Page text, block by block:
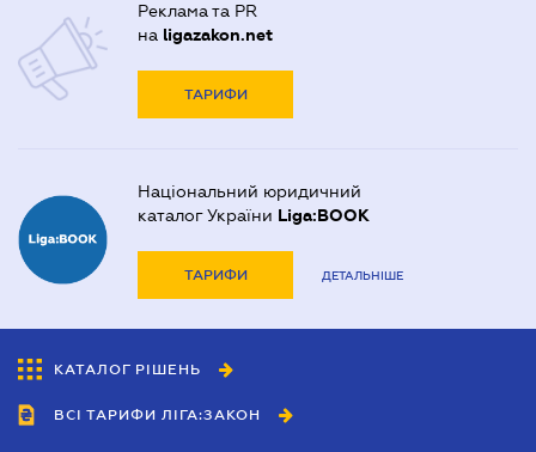
Реклама та PR
на ligazakon.net
ТАРИФИ
Національний юридичний
каталог України Liga:BOOK
ТАРИФИ ДЕТАЛЬНІШЕ
КАТАЛОГ РІШЕНЬ
ВСІ ТАРИФИ ЛІГА:ЗАКОН